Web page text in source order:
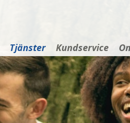
Tjänster Kundservice